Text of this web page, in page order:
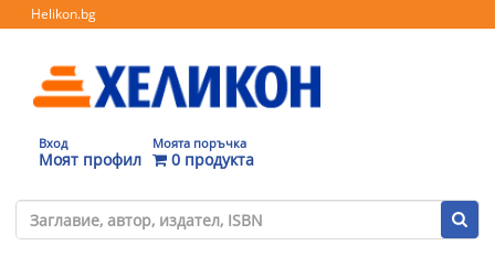
Helikon.bg
Вход
Моят профил
Моята поръчка
0 продукта